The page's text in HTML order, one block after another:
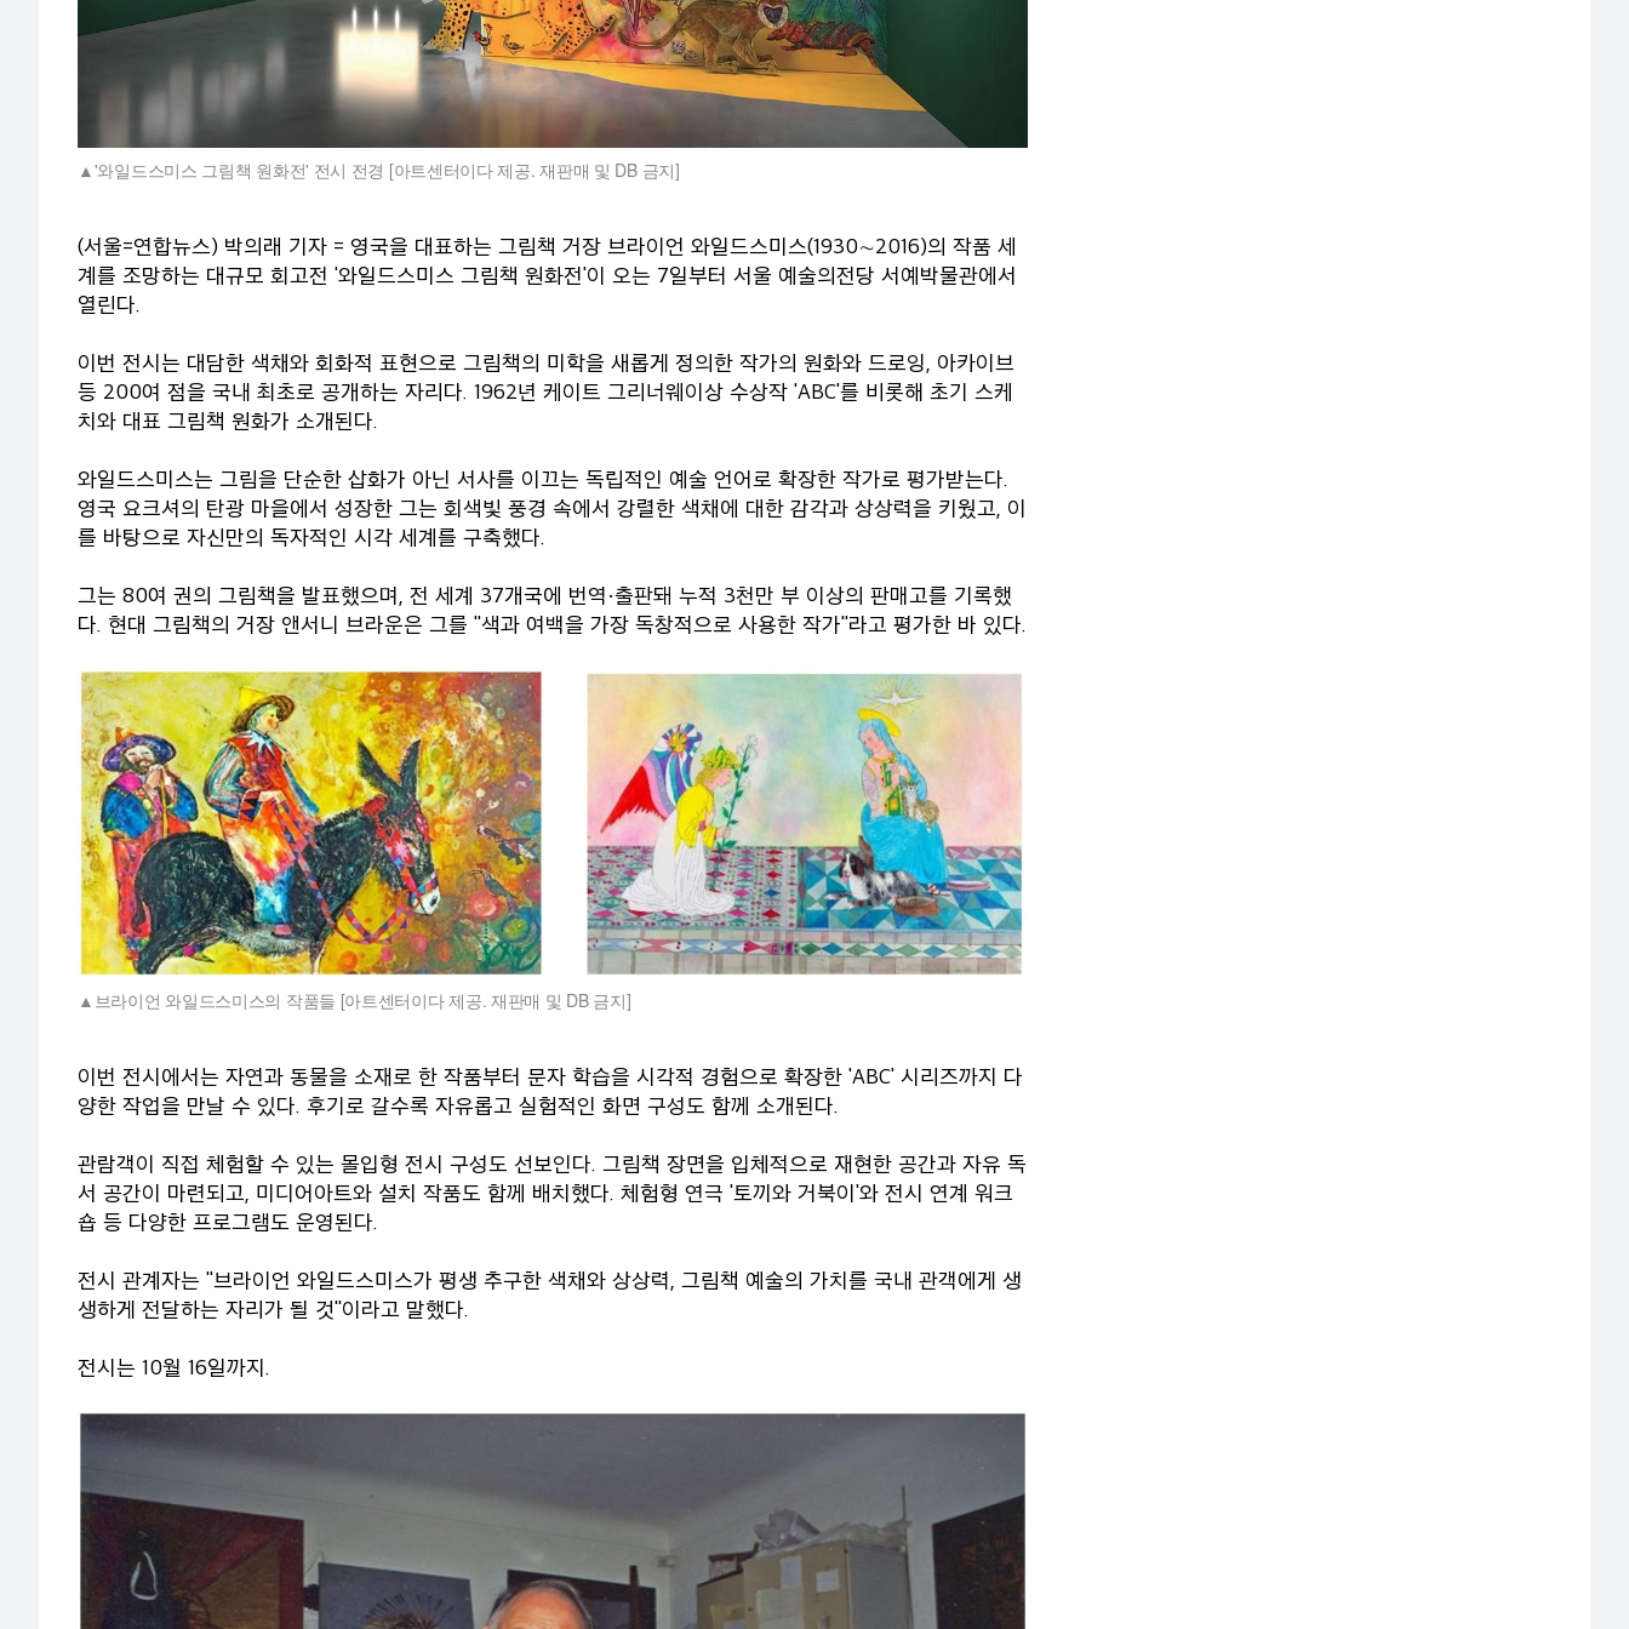
'와일드스미스 그림책 원화전' 전시 전경 [아트센터이다 제공. 재판매 및 DB 금지]
(서울=연합뉴스) 박의래 기자 = 영국을 대표하는 그림책 거장 브라이언 와일드스미스(1930∼2016)의 작품 세
계를 조망하는 대규모 회고전 '와일드스미스 그림책 원화전'이 오는 7일부터 서울 예술의전당 서예박물관에서
열린다.
이번 전시는 대담한 색채와 회화적 표현으로 그림책의 미학을 새롭게 정의한 작가의 원화와 드로잉, 아카이브
등 200여 점을 국내 최초로 공개하는 자리다. 1962년 케이트 그리너웨이상 수상작 'ABC'를 비롯해 초기 스케
치와 대표 그림책 원화가 소개된다.
와일드스미스는 그림을 단순한 삽화가 아닌 서사를 이끄는 독립적인 예술 언어로 확장한 작가로 평가받는다.
영국 요크셔의 탄광 마을에서 성장한 그는 회색빛 풍경 속에서 강렬한 색채에 대한 감각과 상상력을 키웠고, 이
를 바탕으로 자신만의 독자적인 시각 세계를 구축했다.
그는 80여 권의 그림책을 발표했으며, 전 세계 37개국에 번역·출판돼 누적 3천만 부 이상의 판매고를 기록했
다. 현대 그림책의 거장 앤서니 브라운은 그를 "색과 여백을 가장 독창적으로 사용한 작가"라고 평가한 바 있다.
브라이언 와일드스미스의 작품들 [아트센터이다 제공. 재판매 및 DB 금지]
이번 전시에서는 자연과 동물을 소재로 한 작품부터 문자 학습을 시각적 경험으로 확장한 'ABC' 시리즈까지 다
양한 작업을 만날 수 있다. 후기로 갈수록 자유롭고 실험적인 화면 구성도 함께 소개된다.
관람객이 직접 체험할 수 있는 몰입형 전시 구성도 선보인다. 그림책 장면을 입체적으로 재현한 공간과 자유 독
서 공간이 마련되고, 미디어아트와 설치 작품도 함께 배치했다. 체험형 연극 '토끼와 거북이'와 전시 연계 워크
숍 등 다양한 프로그램도 운영된다.
전시 관계자는 "브라이언 와일드스미스가 평생 추구한 색채와 상상력, 그림책 예술의 가치를 국내 관객에게 생
생하게 전달하는 자리가 될 것"이라고 말했다.
전시는 10월 16일까지.